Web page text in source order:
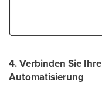
4. Verbinden Sie
Automatisierung